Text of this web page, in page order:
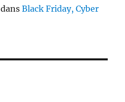
dansBlack Friday, Cyber